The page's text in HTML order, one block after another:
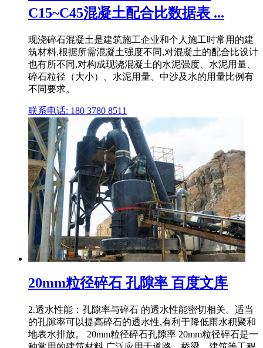
C15~C45混凝土配合比数据表 ...
现浇碎石混凝土是建筑施工企业和个人施工时常用的建
筑材料,根据所需混凝土强度不同,对混凝土的配合比设计
也有所不同,对构成现浇混凝土的水泥强度、水泥用量、
碎石粒径（大小）、水泥用量、中沙及水的用量比例有
不同要求。
联系电话: 180 3780 8511
20mm粒径碎石 孔隙率 百度文库
2.透水性能：孔隙率与碎石 的透水性能密切相关。适当
的孔隙率可以提高碎石的透水性,有利于降低雨水积聚和
地表水排放。 20mm粒径碎石孔隙率 20mm粒径碎石是一